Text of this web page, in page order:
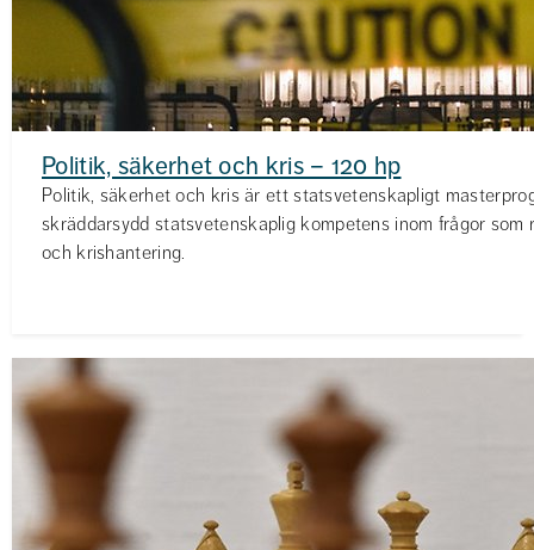
Politik, säkerhet och kris – 120 hp
Politik, säkerhet och kris är ett statsvetenskapligt
skräddarsydd statsvetenskaplig kompetens inom frågor
och krishantering.